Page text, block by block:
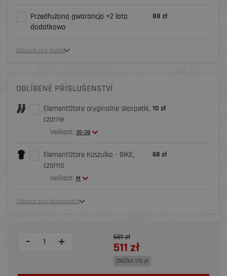
Przedłużona gwarancja +2 lata
dodatkowo
88 zł
Zobrazit více služeb
OBLÍBENÉ PŘÍSLUŠENSTVÍ
ElementStore oryginalne skarpetki,
czarne
Velikost: 35-38
10 zł
ElementStore Koszulka - BIKE,
czarna
Velikost: M
68 zł
Zobrazit více příslušenství
- + 681 zł
511 zł
ZNİŻKA 170 zł